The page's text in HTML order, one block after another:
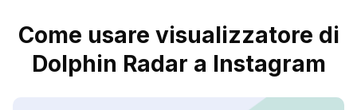
Come usare visualizzatore di
Dolphin Radar a Instagram